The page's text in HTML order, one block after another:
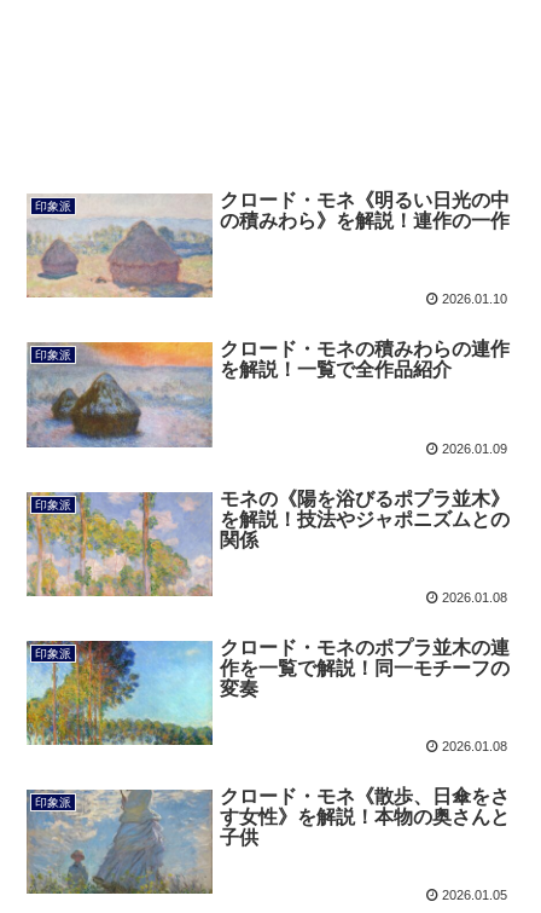
印象派
クロード・モネ《明るい日光の中
の積みわら》を解説！連作の一作
2026.01.10
印象派
クロード・モネの積みわらの連作
を解説！一覧で全作品紹介
2026.01.09
印象派
モネの《陽を浴びるポプラ並木》
を解説！技法やジャポニズムとの
関係
2026.01.08
印象派
クロード・モネのポプラ並木の連
作を一覧で解説！同一モチーフの
変奏
2026.01.08
印象派
クロード・モネ《散歩、日傘をさ
す女性》を解説！本物の奥さんと
子供
2026.01.05